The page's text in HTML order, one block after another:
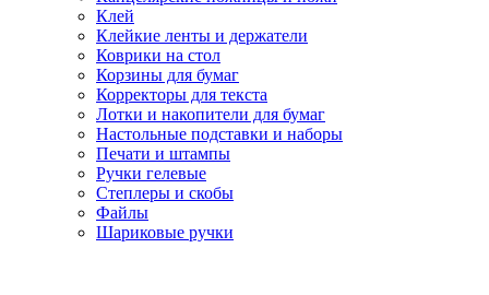
Клей
Клейкие ленты и держатели
Коврики на стол
Корзины для бумаг
Корректоры для текста
Лотки и накопители для бумаг
Настольные подставки и наборы
Печати и штампы
Ручки гелевые
Степлеры и скобы
Файлы
Шариковые ручки